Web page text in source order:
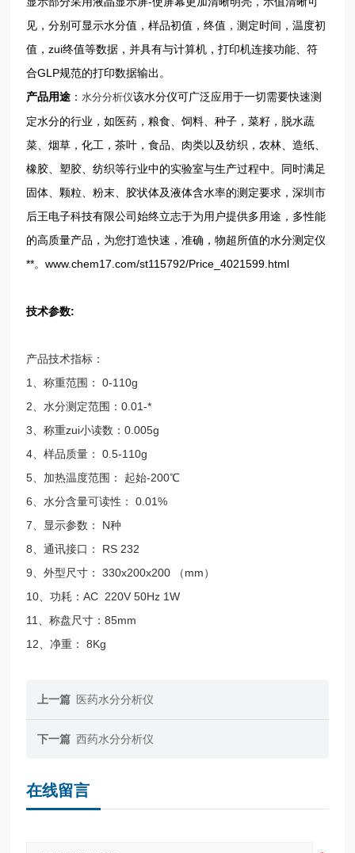
见，分别可显示水分值，样品初值，终值，测定时间，温度初
值，zui终值等数据，并具有与计算机，打印机连接功能、符
合GLP规范的打印数据输出。
产品用途 ： 水分分析仪该水分仪可广泛应用于一切需要快速测
定水分的行业，如医药，粮食、饲料、种子，菜籽，脱水蔬
菜、烟草，化工，茶叶，食品、肉类以及纺织，农林、造纸、
橡胶、塑胶、纺织等行业中的实验室与生产过程中。同时满足
固体、颗粒、粉末、胶状体及液体含水率的测定要求，深圳市
后王电子科技有限公司始终立志于为用户提供多用途，多性能
的高质量产品，为您打造快速，准确，物超所值的水分测定仪
**。www.chem17.com/st115792/Price_4021599.html
技术参数:
产品技术指标：
1、称重范围： 0-110g
2、水分测定范围：0.01-*
3、称重zui小读数：0.005g
4、样品质量： 0.5-110g
5、加热温度范围： 起始-200℃
6、水分含量可读性： 0.01%
7、显示参数： N种
8、通讯接口： RS 232
9、外型尺寸： 330x200x200 （mm）
10、功耗：AC 220V 50Hz 1W
11、称盘尺寸：85mm
12、净重： 8Kg
上一篇 医药水分分析仪
下一篇 西药水分分析仪
在线留言